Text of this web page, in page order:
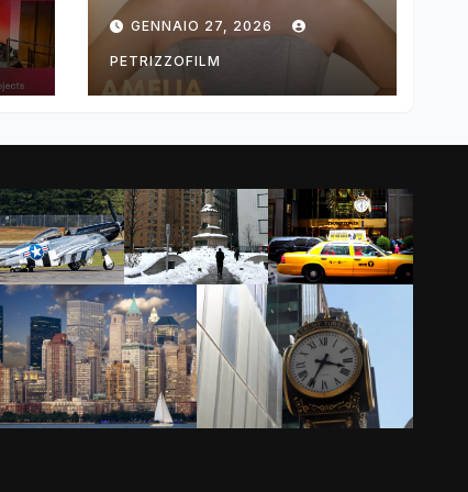
DIMOLDENBERG
RETURNS FOR
THIRD YEAR
GENNAIO 27, 2026
PETRIZZOFILM